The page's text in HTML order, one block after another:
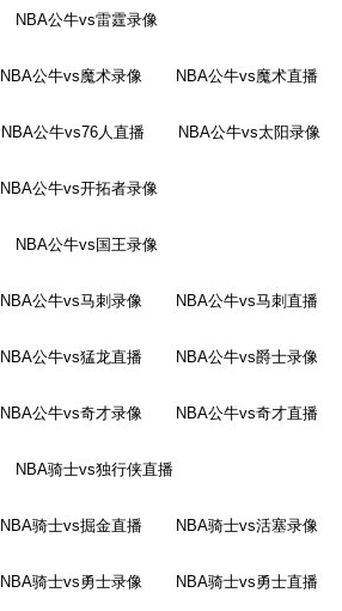
NBA公牛vs雷霆录像
NBA公牛vs魔术录像 NBA公牛vs魔术直播
NBA公牛vs76人直播 NBA公牛vs太阳录像
NBA公牛vs开拓者录像
NBA公牛vs国王录像
NBA公牛vs马刺录像 NBA公牛vs马刺直播
NBA公牛vs猛龙直播 NBA公牛vs爵士录像
NBA公牛vs奇才录像 NBA公牛vs奇才直播
NBA骑士vs独行侠直播
NBA骑士vs掘金直播 NBA骑士vs活塞录像
NBA骑士vs勇士录像 NBA骑士vs勇士直播